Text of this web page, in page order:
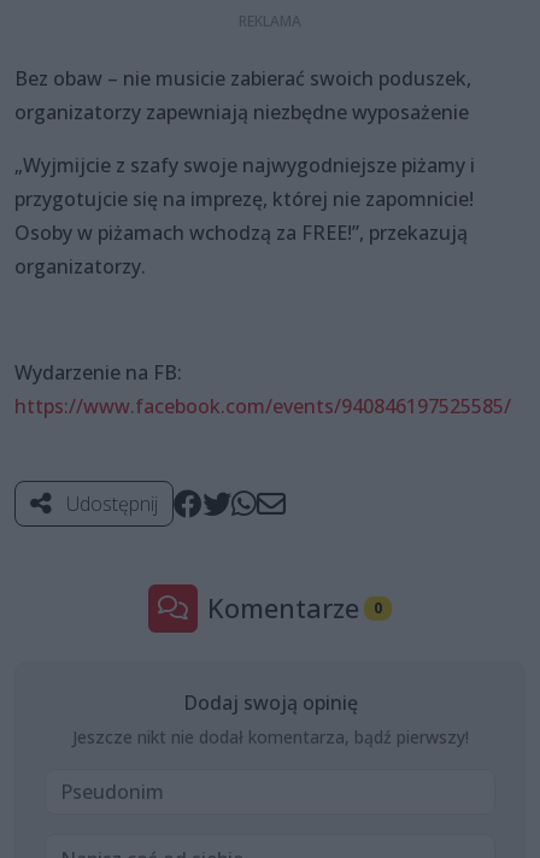
Bez obaw – nie musicie zabierać swoich poduszek,
organizatorzy zapewniają niezbędne wyposażenie
„Wyjmijcie z szafy swoje najwygodniejsze piżamy i
przygotujcie się na imprezę, której nie zapomnicie!
Osoby w piżamach wchodzą za FREE!”, przekazują
organizatorzy.
Wydarzenie na FB:
https://www.facebook.com/events/940846197525585/
Udostępnij
Komentarze 0
Dodaj swoją opinię
Jeszcze nikt nie dodał komentarza, bądź pierwszy!